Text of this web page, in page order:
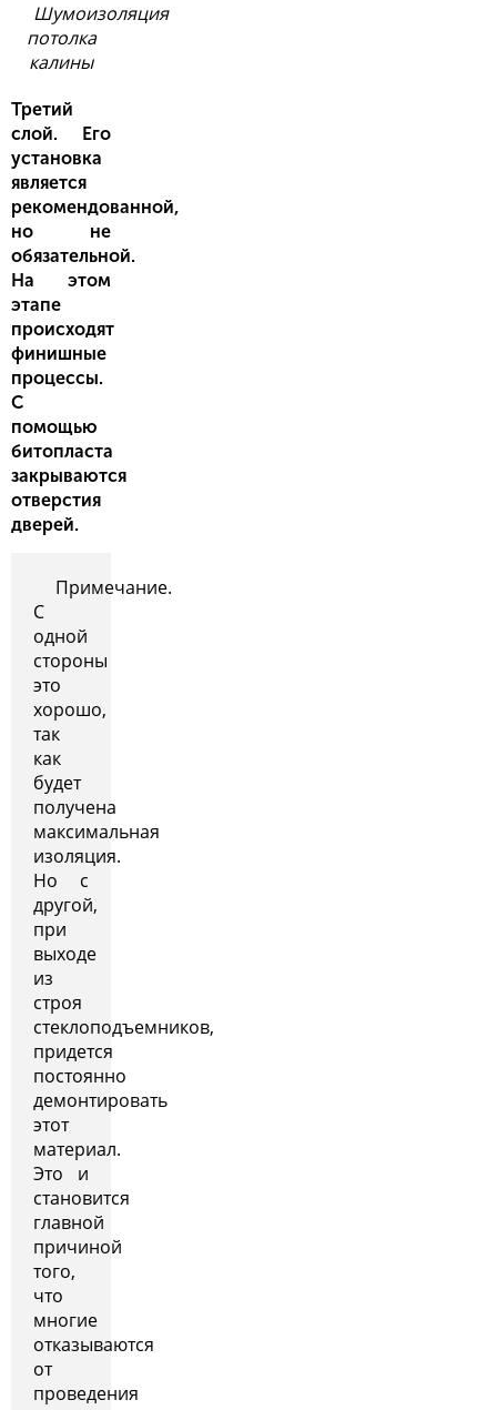
Шумоизоляция
потолка
калины
Третий
слой. Его
установка
является
рекомендованной,
но не
обязательной.
На этом
этапе
происходят
финишные
процессы.
С
помощью
битопласта
закрываются
отверстия
дверей.
Примечание.
С
одной
стороны
это
хорошо,
так
как
будет
получена
максимальная
изоляция.
Но с
другой,
при
выходе
из
строя
стеклоподъемников,
придется
постоянно
демонтировать
этот
материал.
Это и
становится
главной
причиной
того,
что
многие
отказываются
от
проведения